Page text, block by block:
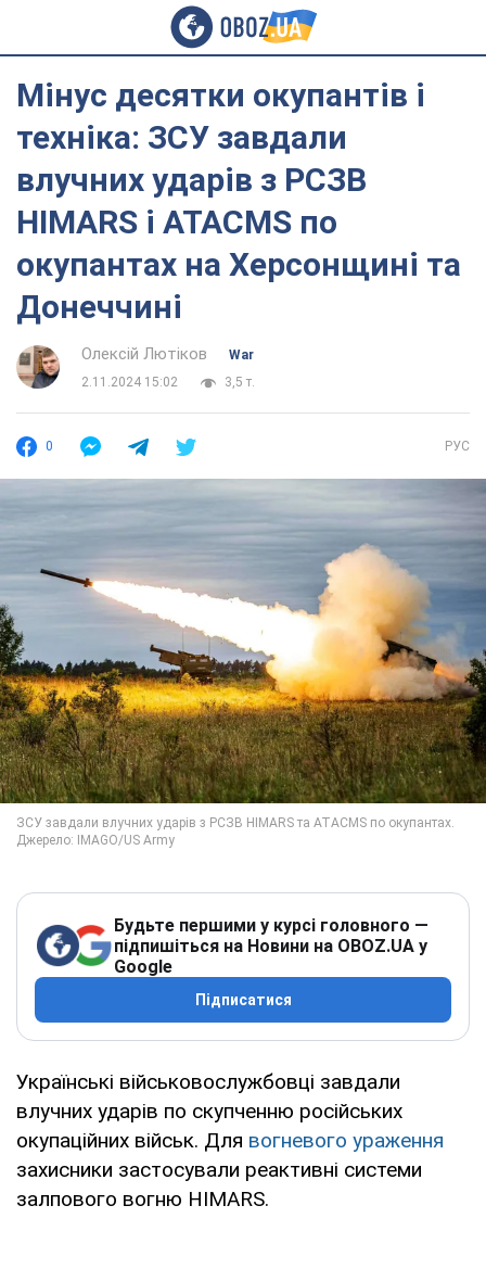
Мінус десятки окупантів і
техніка: ЗСУ завдали
влучних ударів з РСЗВ
HIMARS і ATACMS по
окупантах на Херсонщині та
Донеччині
Олексій Лютіков
War
2.11.2024 15:02
3,5 т.
0 РУС
Будьте першими у курсі головного —
підпишіться на Новини на OBOZ.UA у
Google
Підписатися
Українські військовослужбовці завдали
влучних ударів по скупченню російських
окупаційних військ. Для вогневого ураження
захисники застосували реактивні системи
залпового вогню HIMARS.